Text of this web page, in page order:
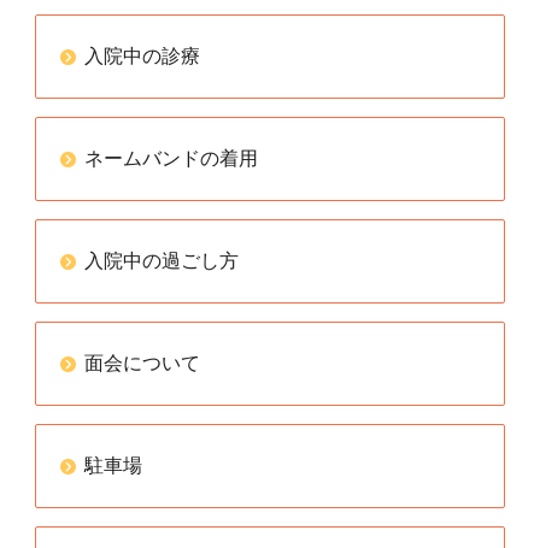
入院中の診療
ネームバンドの着用
入院中の過ごし方
面会について
駐車場